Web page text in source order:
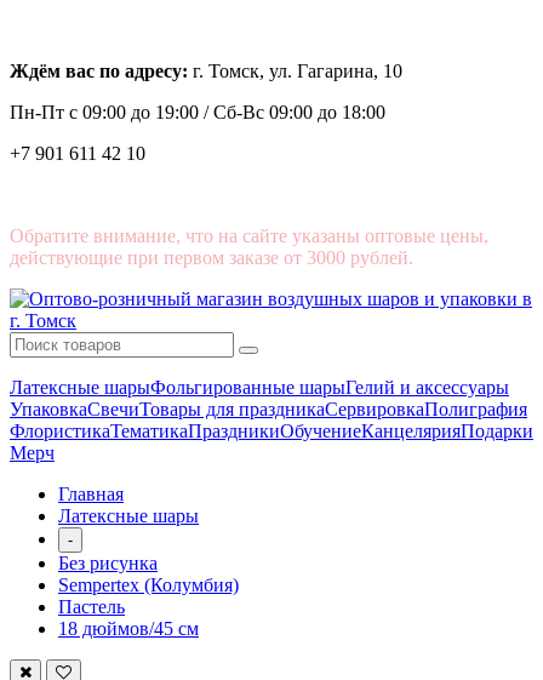
Ждём вас по адресу: г. Томск, ул. Гагарина, 10
Пн-Пт с 09:00 до 19:00 /Сб-Вс 09:00 до 18:00
+7 901 611 42 10
Обратите внимание, что на сайте указаны оптовые цены,
действующие при первом заказе от 3000 рублей.
Латексные шарыФольгированные шарыГелий и аксессуары
УпаковкаСвечиТовары для праздникаСервировкаПолиграфия
ФлористикаТематикаПраздникиОбучениеКанцелярияПодарки
Мерч
Главная
Латексные шары
-
Без рисунка
Sempertex (Колумбия)
Пастель
18 дюймов/45 см